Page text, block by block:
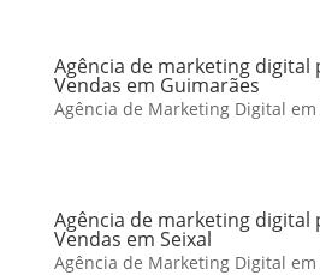
Agência de marketing digital
Vendas em Guimarães
Agência de Marketing Digital
Agência de marketing digital
Vendas em Seixal
Agência de Marketing Digital